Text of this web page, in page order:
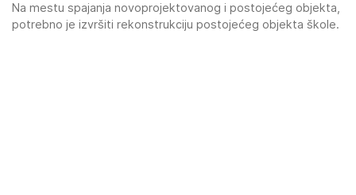
Na mestu spajanja novoprojektovanog i postojećeg objekta,
potrebno je izvršiti rekonstrukciju postojećeg objekta škole.